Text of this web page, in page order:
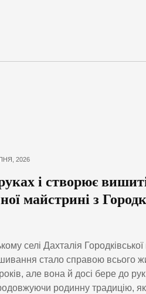
2026
і створює
майстрині з
селі Дахталія
стало справою всього
але вона й досі бере до рук
родинну традицію,